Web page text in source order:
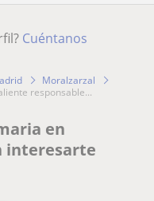
Cuéntanos
Moralzarzal
responsable...
en
interesarte